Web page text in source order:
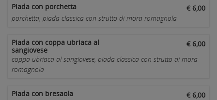
Piada con porchetta
€ 6,00
porchetta, piada classica con strutto di mora romagnola
Piada con coppa ubriaca al
sangiovese
€ 6,00
coppa ubriaca al sangiovese, piada classica con strutto di mora
romagnola
Piada con bresaola
€ 6,00